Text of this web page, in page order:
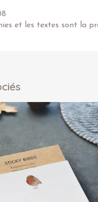
et les textes sont la